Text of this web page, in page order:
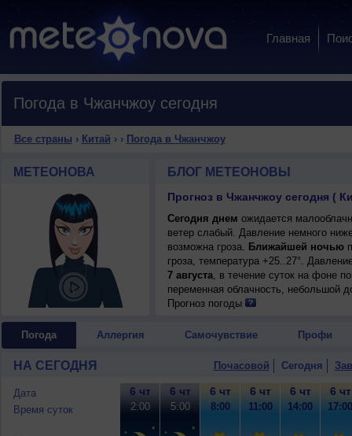
Главная
Погода в Чжанчжоу сегодня
Все страны › Китай › › Погода в Чжанчжоу
МЕТЕОНОВА БЛОГ МЕТЕОНОВЫ
Прогноз в Чжанчжоу сегодня (
Сегодня днем ожидается
ветер слабый. Давление немного
возможна гроза. Ближайшей ночью
гроза, температура +25..27°.
7 августа, в течение суток на фоне
переменная облачность, небольшой
днем +37..39°, ветер слабый.
Прогноз погоды
Погода Аллергия Самочувствие Профи
НА СЕГОДНЯ Почасовой Сегодня
Дата
Время суток
6 чт
2:00
6 чт
5:00
6 чт
8:00
6 чт
11:00
6 чт
14:00
6 чт
17:00